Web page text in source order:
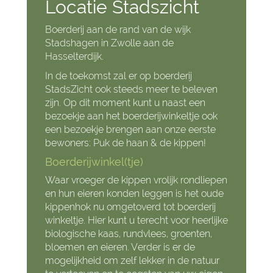
Locatie Stadszicht
Boerderij aan de rand van de wijk
Stadshagen in Zwolle aan de
Hasselterdijk.
In de toekomst zal er op boerderij
StadsZicht ook steeds meer te beleven
zijn. Op dit moment kunt u naast een
bezoekje aan het boerderijwinkeltje ook
een bezoekje brengen aan onze eerste
bewoners: Puk de haan & de kippen!
Boerderijwinkel(tje)
Waar vroeger de kippen vrolijk rondliepen
en hun eieren konden leggen is het oude
kippenhok nu omgetoverd tot boerderij
winkeltje. Hier kunt u terecht voor heerlijke
biologische kaas, rundvlees, groenten,
bloemen en eieren. Verder is er de
mogelijkheid om zelf lekker in de natuur